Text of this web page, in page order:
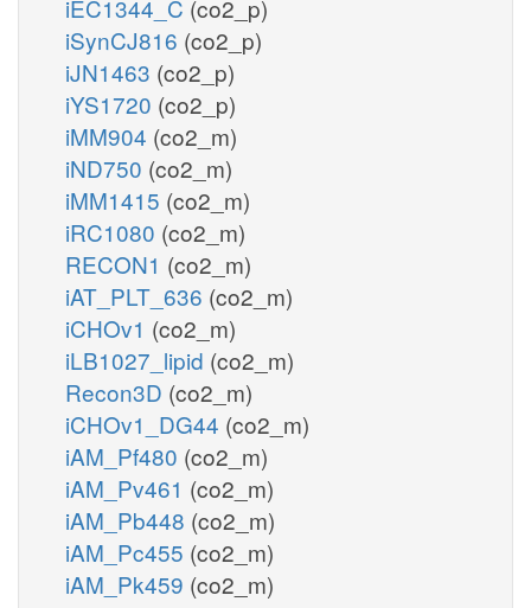
iEC1344_C (co2_p)
iSynCJ816 (co2_p)
iJN1463 (co2_p)
iYS1720 (co2_p)
iMM904 (co2_m)
iND750 (co2_m)
iMM1415 (co2_m)
iRC1080 (co2_m)
RECON1 (co2_m)
iAT_PLT_636 (co2_m)
iCHOv1 (co2_m)
iLB1027_lipid (co2_m)
Recon3D (co2_m)
iCHOv1_DG44 (co2_m)
iAM_Pf480 (co2_m)
iAM_Pv461 (co2_m)
iAM_Pb448 (co2_m)
iAM_Pc455 (co2_m)
iAM_Pk459 (co2_m)